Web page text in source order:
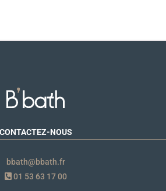
CONTACTEZ-NOUS
bbath@bbath.fr
01 53 63 17 00